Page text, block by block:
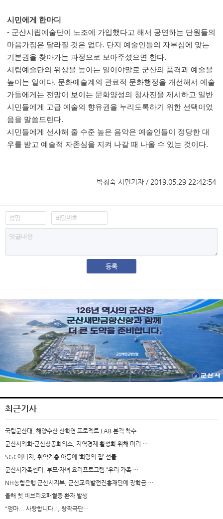
시민에게 한마디
- 군산시립예술단이 노조에 가입했다고 해서 공연하는 단원들의
마음가짐은 달라질 것은 없다. 단지 예술인들의 자부심에 맞는
기본권을 찾아가는 과정으로 보아주셨으면 한다.
시립예술단의 위상을 높이는 일이야말로 군산의 품격과 예술을
높이는 일이다. 문화예술계의 관료적 문화행정을 개선해서 예술
가들에게는 전망이 보이는 문화양성의 청사진을 제시하고 일반
시민들에게 고급 예술의 향유권을 누리도록하기 위한 선택이었
음을 말씀드린다.
시민들에게 선사해 줄 수준 높은 음악은 예술인들이 정당한 대
우를 받고 예술적 자존심을 지켜 나갈 때 나올 수 있는 것이다.
박청숙 시민기자 / 2019.05.29 22:42:54
최근기사
국립군산대, 해양수산 산학연 프로젝트 LAB 본격 착수
군산시의회-군산상공회의소, 지역경제 활성화 위해 머리 …
SGC에너지, 취약계층 아동에 ‘희망의 집’ 선물
군산시가족센터, 부모·자녀 요리프로그램 “우리 가족 …
NH농협은행 군산시지부, 군산교육발전진흥재단에 장학금 …
올해 첫 비브리오패혈증 환자 발생
"엄마... 사랑합니다.", 창작극단…